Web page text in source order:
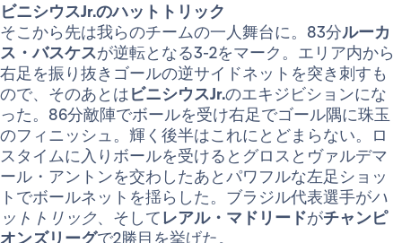
ビニシウスJr.のハットトリック
そこから先は我らのチームの一人舞台に。83分ルーカ
ス・バスケスが逆転となる3-2をマーク。エリア内から
右足を振り抜きゴールの逆サイドネットを突き刺すも
ので、そのあとはビニシウスJr.のエキジビションにな
った。86分敵陣でボールを受け右足でゴール隅に珠玉
のフィニッシュ。輝く後半はこれにとどまらない。ロ
スタイムに入りボールを受けるとグロスとヴァルデマ
ール・アントンを交わしたあとパワフルな左足ショッ
トでボールネットを揺らした。ブラジル代表選手がハ
ットトリック、そしてレアル・マドリードがチャンピ
オンズリーグで2勝目を挙げた。